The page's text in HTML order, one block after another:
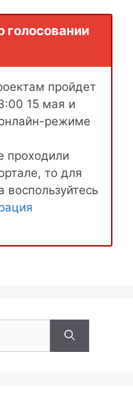
пройдет
15 мая и
режиме
проходили
то для
воспользуйтесь